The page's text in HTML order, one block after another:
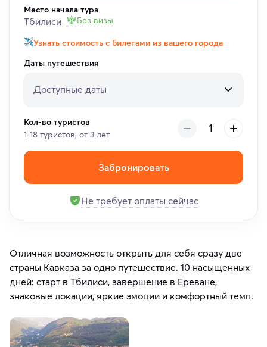
Место начала тура
Тбилиси Без визы
Узнать стоимость с билетами из вашего города
Даты путешествия
Доступные даты
Кол-во туристов
1-18 туристов, от 3 лет
Забронировать
Не требует оплаты сейчас
Отличная возможность открыть для себя сразу две
страны Кавказа за одно путешествие. 10 насыщенных
дней: старт в Тбилиси, завершение в Ереване,
знаковые локации, яркие эмоции и комфортный темп.